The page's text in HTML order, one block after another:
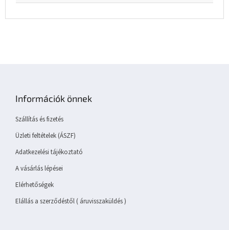
Információk önnek
Szállítás és fizetés
Üzleti feltételek (ÁSZF)
Adatkezelési tájékoztató
A vásárlás lépései
Elérhetőségek
Elállás a szerződéstől ( áruvisszaküldés )